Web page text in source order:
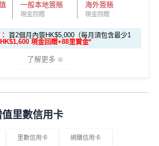
，我知off-topic但對我嚟講真係)
卡詳情及分析...
打信用卡優惠有時只做Visa exclusive pr
無份，可以食盡突發
免年費
認可信用卡當月起計過去12個月內不曾
卡之客戶(「新客戶」)。
冇份的！
回贈，變相85折搭公共交通工具
，當月可享隧道費/泊車費/電動
卡迎新優惠：
起至2026年6月30日
推廣期內成功申請信用卡大新ONE+，並
個月內累積合資格簽賬滿HK$5,000或以
HK$5,000，新客戶有高達HK$850迎新
金券）
一般本地簽賬
現金回贈
海外簽賬
現金回贈
首2個月內簽HK$5,000（每月須包含最少1
HK$1,600 現金回贈+88里賞金*
了解更多
MrMiles.hk/citi-cash-back-apply
里數信用卡
里數信用卡 網購信用卡